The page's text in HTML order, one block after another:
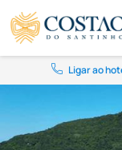
Ligar ao